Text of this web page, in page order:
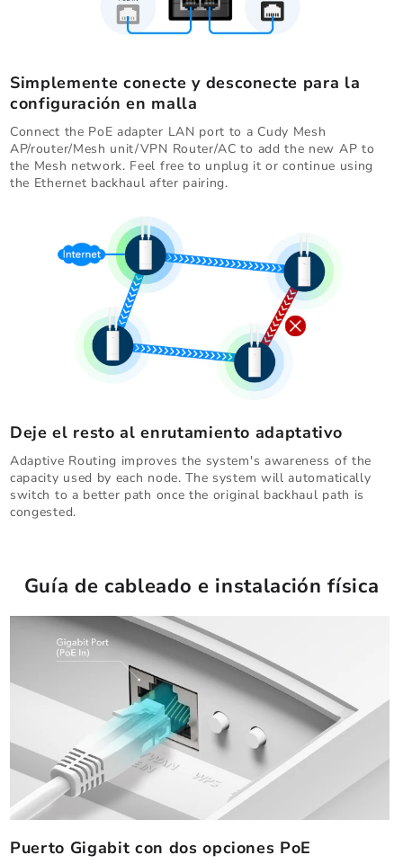
Simplemente conecte y desconecte para la
configuración en malla
Connect the PoE adapter LAN port to a Cudy Mesh
AP/router/Mesh unit/VPN Router/AC to add the new AP to
the Mesh network. Feel free to unplug it or continue using
the Ethernet backhaul after pairing.
Deje el resto al enrutamiento adaptativo
Adaptive Routing improves the system's awareness of the
capacity used by each node. The system will automatically
switch to a better path once the original backhaul path is
congested.
Guía de cableado e instalación física
Puerto Gigabit con dos opciones PoE